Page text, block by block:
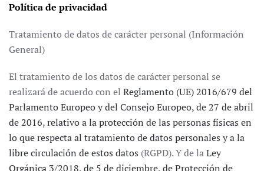
Política de privacidad
Tratamiento de datos de carácter personal (Información
General)
El tratamiento de los datos de carácter personal se
realizará de acuerdo con el Reglamento (UE) 2016/679 del
Parlamento Europeo y del Consejo Europeo, de 27 de abril
de 2016, relativo a la protección de las personas físicas en
lo que respecta al tratamiento de datos personales y a la
libre circulación de estos datos (RGPD). Y de laLey
Orgánica 3/2018, de 5 de diciembre, de Protección de